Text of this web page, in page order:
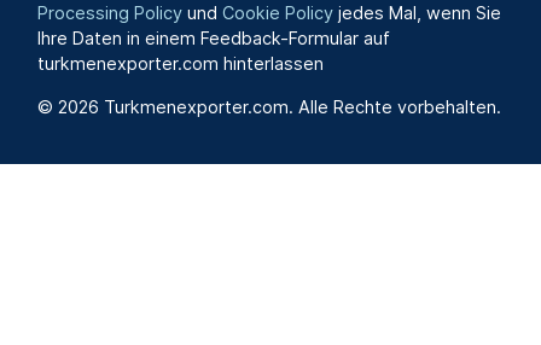
Processing Policy undCookie Policy jedes Mal, wenn Sie
Ihre Daten in einem Feedback-Formular auf
turkmenexporter.com hinterlassen
© 2026 Turkmenexporter.com. Alle Rechte vorbehalten.